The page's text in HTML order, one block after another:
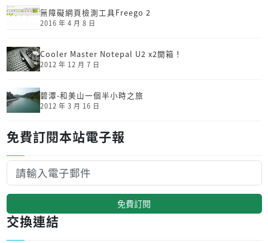
無障礙網頁檢測工具Freego 2
2016 年 4 月 8 日
Cooler Master Notepal U2 x2開箱！
2012 年 12 月 7 日
碧潭-和美山一個半小時之旅
2012 年 3 月 16 日
免費訂閱本站電子報
免費訂閱
交換連結